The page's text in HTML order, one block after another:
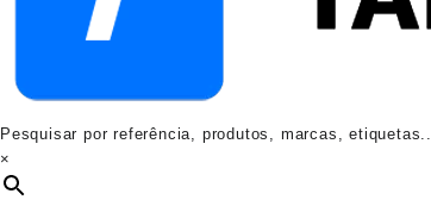
Pesquisar por referência, produtos, marcas, etiquetas...
×